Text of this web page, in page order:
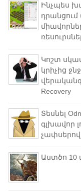
Ինչպես
դրանցում
Կոշտ
կրիչից
Recovery
Տեսնել
գլխավոր
չափսերով
Աստծո